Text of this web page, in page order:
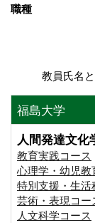
職種
教員氏名
福島大学
人間発達文化
教育実践コース
心理学・幼児教
特別支援・生活
芸術・表現コー
人文科学コース